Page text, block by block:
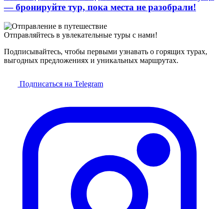
— бронируйте тур, пока места не разобрали!
Отправляйтесь в увлекательные туры с нами!
Подписывайтесь, чтобы первыми узнавать о горящих турах,
выгодных предложениях и уникальных маршрутах.
Подписаться на Telegram